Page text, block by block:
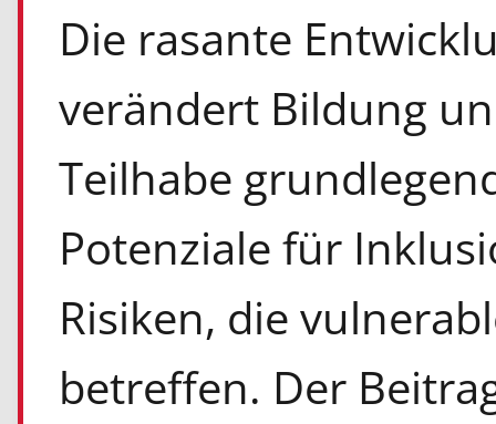
Die rasante
verändert Bildung
Teilhabe
Potenziale für
Risiken, die
betreffen. Der